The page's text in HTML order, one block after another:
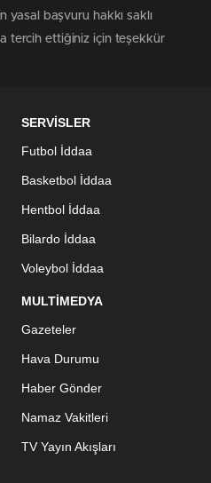
yasal başvuru hakkı saklı
tercih ettiğiniz için teşekkür
SERVİSLER
Futbol İddaa
Basketbol İddaa
Hentbol İddaa
Bilardo İddaa
Voleybol İddaa
MULTİMEDYA
Gazeteler
Hava Durumu
Haber Gönder
Namaz Vakitleri
TV Yayın Akışları